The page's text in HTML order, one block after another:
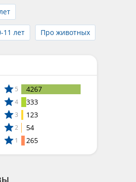
11 лет Про животных
5 4267
4 333
3 123
2 54
1 265